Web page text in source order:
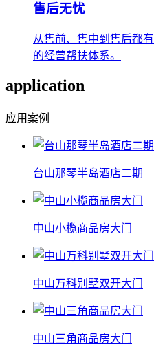
售后无忧
从售前、售中到售后都
的经营帮扶体系。
application
应用案例
台山那琴半岛酒店二期
中山小榄商品房大门
中山万科别墅双开大门
中山三角商品房大门